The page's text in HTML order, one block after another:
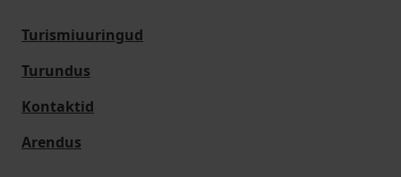
Turismiuuringud
Turundus
Kontaktid
Arendus